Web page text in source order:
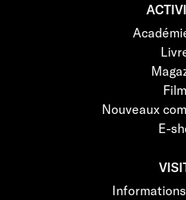
Nouveaux
E-